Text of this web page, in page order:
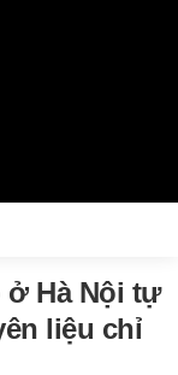
ở Hà Nội tự
liệu chỉ